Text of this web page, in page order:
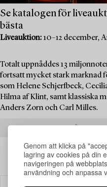
Genom att klicka på
lagring av cookies på din
navigeringen på
användning och anpassa
Se katalogen för
bästa
Liveauktion:10–12 december,
Totalt uppnåddes 13
fortsatt mycket stark marknad
som Helene Schjerfbeck,
Hilma af Klint, samt klassiska
Anders Zorn och Carl Milles.